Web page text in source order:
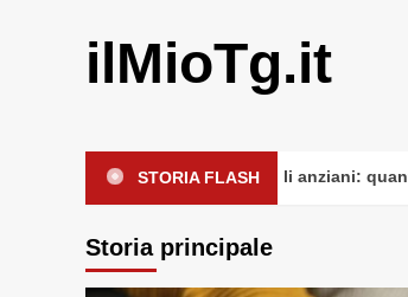
ilMioTg.it
STORIA FLASH
Cadute domestiche negli anziani: quanto
Storia principale